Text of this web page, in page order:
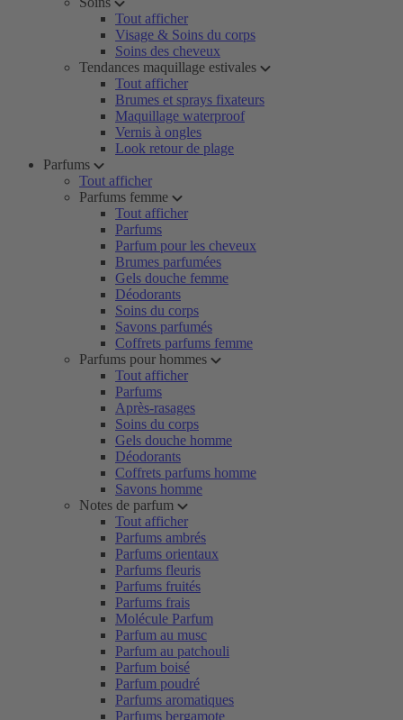
Tout afficher
Visage & Soins du corps
Soins des cheveux
Tendances maquillage estivales
Tout afficher
Brumes et sprays fixateurs
Maquillage waterproof
Vernis à ongles
Look retour de plage
Parfums
Tout afficher
Parfums femme
Tout afficher
Parfums
Parfum pour les cheveux
Brumes parfumées
Gels douche femme
Déodorants
Soins du corps
Savons parfumés
Coffrets parfums femme
Parfums pour hommes
Tout afficher
Parfums
Après-rasages
Soins du corps
Gels douche homme
Déodorants
Coffrets parfums homme
Savons homme
Notes de parfum
Tout afficher
Parfums ambrés
Parfums orientaux
Parfums fleuris
Parfums fruités
Parfums frais
Molécule Parfum
Parfum au musc
Parfum au patchouli
Parfum boisé
Parfum poudré
Parfums aromatiques
Parfums bergamote